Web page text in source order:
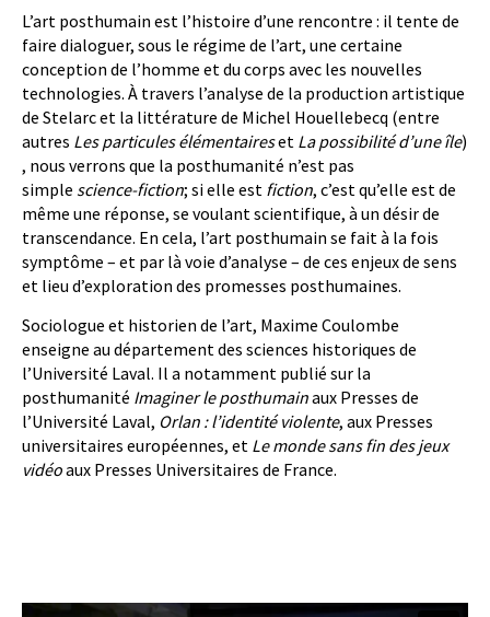
L’art posthumain est l’histoire d’une rencontre : il tente de
faire dialoguer, sous le régime de l’art, une certaine
conception de l’homme et du corps avec les nouvelles
technologies. À travers l’analyse de la production artistique
de Stelarc et la littérature de Michel Houellebecq (entre
autres Les particules élémentaireset La possibilité d’une île)
, nous verrons que la posthumanité n’est pas
simple science-fiction; si elle est fiction, c’est qu’elle est de
même une réponse, se voulant scientifique, à un désir de
transcendance. En cela, l’art posthumain se fait à la fois
symptôme – et par là voie d’analyse – de ces enjeux de sens
et lieu d’exploration des promesses posthumaines.
Sociologue et historien de l’art, Maxime Coulombe
enseigne au département des sciences historiques de
l’Université Laval. Il a notamment publié sur la
posthumanité Imaginer le posthumainaux Presses de
l’Université Laval, Orlan : l’identité violente, aux Presses
universitaires européennes, et Le monde sans fin des jeux
vidéoaux Presses Universitaires de France.